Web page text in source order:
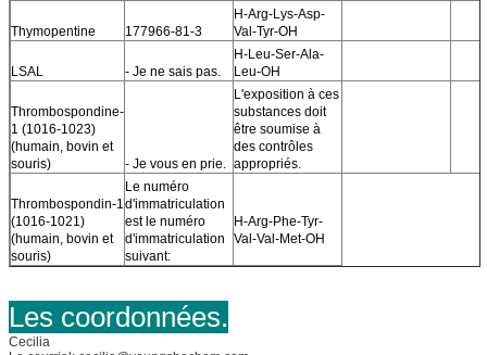
Thymopentine 177966-81-3
H-Arg-Lys-Asp-
Val-Tyr-OH
LSAL - Je ne sais pas.
H-Leu-Ser-Ala-
Leu-OH
Thrombospondine-
1 (1016-1023)
(humain, bovin et
souris)
- Je vous en prie.
L'exposition à ces
substances doit
être soumise à
des contrôles
appropriés.
Thrombospondin-1
(1016-1021)
(humain, bovin et
souris)
Le numéro
d'immatriculation
est le numéro
d'immatriculation
suivant:
H-Arg-Phe-Tyr-
Val-Val-Met-OH
Les coordonnées.
Cecilia